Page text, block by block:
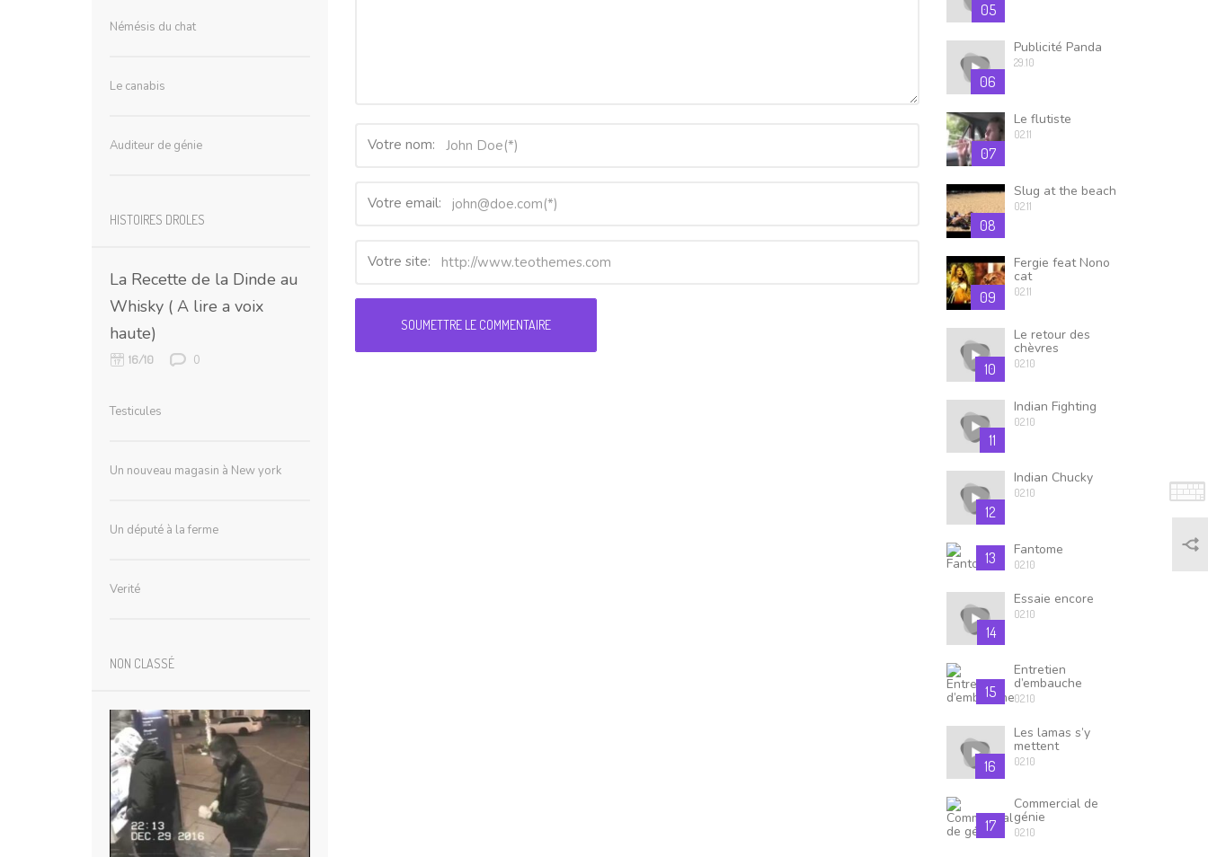
Votre nom:
Votre email:
Votre site:
05
06
Publicité Panda
29.10
07
Le flutiste
02.11
08
Slug at the beach
02.11
09
Fergie feat Nono
cat
02.11
10
Le retour des
chèvres
02.10
11
Indian Fighting
02.10
12
Indian Chucky
02.10
13 Fantome
02.10
14
Essaie encore
02.10
15
Entretien
d’embauche
02.10
16
Les lamas s’y
mettent
02.10
17
Commercial de
génie
02.10
Némésis du chat
Le canabis
Auditeur de génie
HISTOIRES DROLES
La Recette de la Dinde au
Whisky ( A lire a voix
haute)
16/10 0
Testicules
Un nouveau magasin à New york
Un député à la ferme
Verité
NON CLASSÉ